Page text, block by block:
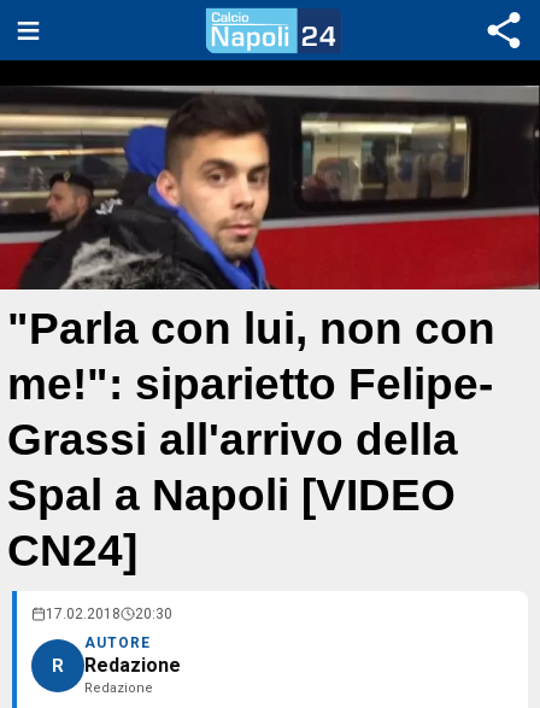
"Parla con lui, non con
me!": siparietto Felipe-
Grassi all'arrivo della
Spal a Napoli [VIDEO
CN24]
17.02.2018 20:30
R
AUTORE
Redazione
Redazione